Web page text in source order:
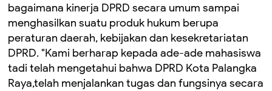
bagaimana kinerja DPRD secara umum sampai
menghasilkan suatu produk hukum berupa
peraturan daerah, kebijakan dan kesekretariatan
DPRD. "Kami berharap kepada ade-ade mahasiswa
tadi telah mengetahui bahwa DPRD Kota Palangka
Raya,telah menjalankan tugas dan fungsinya secara